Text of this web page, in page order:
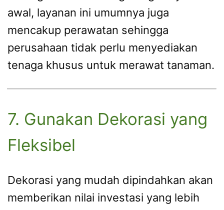
awal, layanan ini umumnya juga
mencakup perawatan sehingga
perusahaan tidak perlu menyediakan
tenaga khusus untuk merawat tanaman.
7. Gunakan Dekorasi yang
Fleksibel
Dekorasi yang mudah dipindahkan akan
memberikan nilai investasi yang lebih